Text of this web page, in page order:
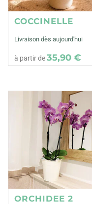
COCCINELLE
Livraison dès aujourd'hui
à partir de35,90 €
ORCHIDEE 2